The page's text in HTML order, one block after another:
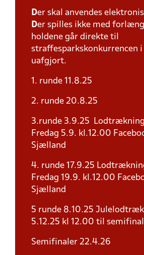
Der skal anvendes
Der spilles ikke med
holdene går direkte til
straffesparkskonkurrencen
uafgjort.
1. runde 11.8.25
2. runde 20.8.25
3.runde 3.9.25
Fredag 5.9. kl.12.00
Sjælland
4. runde 17.9.25
Fredag 19.9. kl.12.00
Sjælland
5 runde 8.10.25
5.12.25 kl 12.00 til
Semifinaler 22.4.26